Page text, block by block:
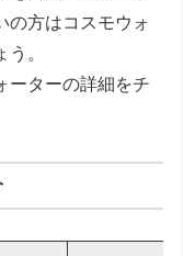
の方はコスモウォ
。
ーターの詳細をチ